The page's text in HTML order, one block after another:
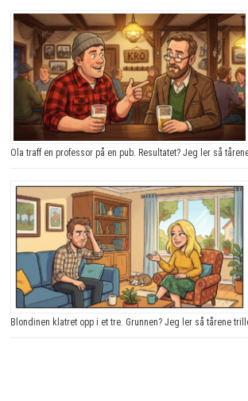
Ola traff en professor på en pub. Resultatet? Jeg ler så
Blondinen klatret opp i et tre. Grunnen? Jeg ler så tårene